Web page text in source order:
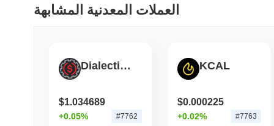
العملات المعدنية المشابهة
Dialectic USD Vault
$1.034689
+0.05% #7762
KCAL
$0.000225
+0.02% #7763